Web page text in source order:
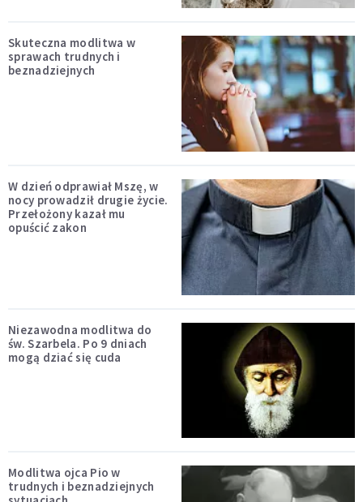
Skuteczna modlitwa w
sprawach trudnych i
beznadziejnych
W dzień odprawiał Mszę, w
nocy prowadził drugie życie.
Przełożony kazał mu
opuścić zakon
Niezawodna modlitwa do
św. Szarbela. Po 9 dniach
mogą dziać się cuda
Modlitwa ojca Pio w
trudnych i beznadziejnych